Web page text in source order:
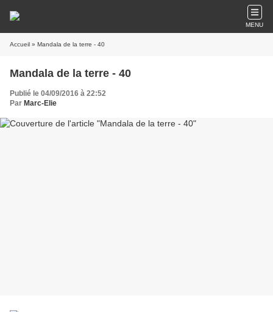
MENU
Accueil » Mandala de la terre - 40
Mandala de la terre - 40
Publié le 04/09/2016 à 22:52
Par Marc-Elie